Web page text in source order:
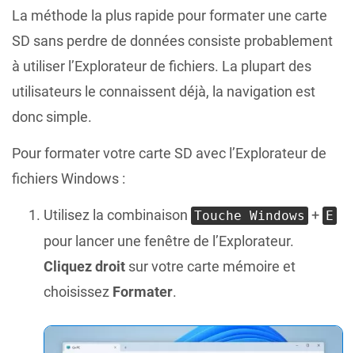
La méthode la plus rapide pour formater une carte
SD sans perdre de données consiste probablement
à utiliser l’Explorateur de fichiers. La plupart des
utilisateurs le connaissent déjà, la navigation est
donc simple.
Pour formater votre carte SD avec l’Explorateur de
fichiers Windows :
Utilisez la combinaison Touche Windows + E
pour lancer une fenêtre de l’Explorateur.
Cliquez droit sur votre carte mémoire et
choisissez Formater.